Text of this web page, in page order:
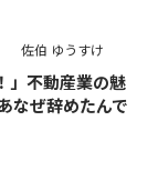
は。逆に聞くけ
かけるつ…
佐伯 ゆうすけ
」不動産業の魅
なぜ辞めたんで